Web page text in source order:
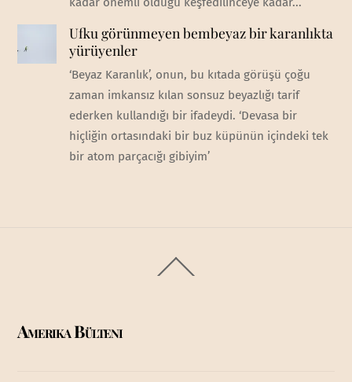
Ufku görünmeyen bembeyaz bir karanlıkta
yürüyenler
‘Beyaz Karanlık’, onun, bu kıtada görüşü çoğu
zaman imkansız kılan sonsuz beyazlığı tarif
ederken kullandığı bir ifadeydi. ‘Devasa bir
hiçliğin ortasındaki bir buz küpünün içindeki tek
bir atom parçacığı gibiyim’
To
Amerika Bülteni